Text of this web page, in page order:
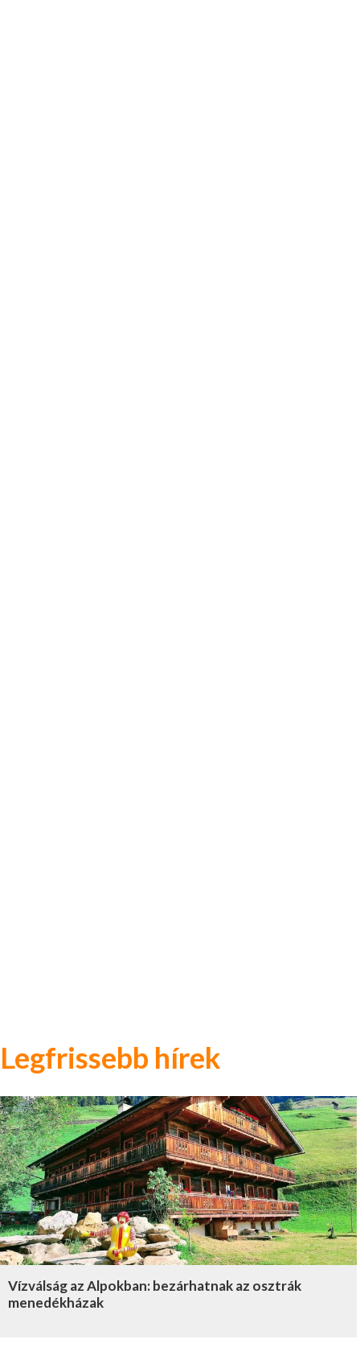
Legfrissebb hírek
Vízválság az Alpokban: bezárhatnak az osztrák
menedékházak